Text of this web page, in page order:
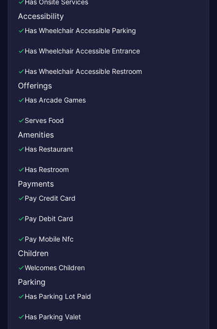
Has Onsite Services
Accessibility
Has Wheelchair Accessible Parking
Has Wheelchair Accessible Entrance
Has Wheelchair Accessible Restroom
Offerings
Has Arcade Games
Serves Food
Amenities
Has Restaurant
Has Restroom
Payments
Pay Credit Card
Pay Debit Card
Pay Mobile Nfc
Children
Welcomes Children
Parking
Has Parking Lot Paid
Has Parking Valet